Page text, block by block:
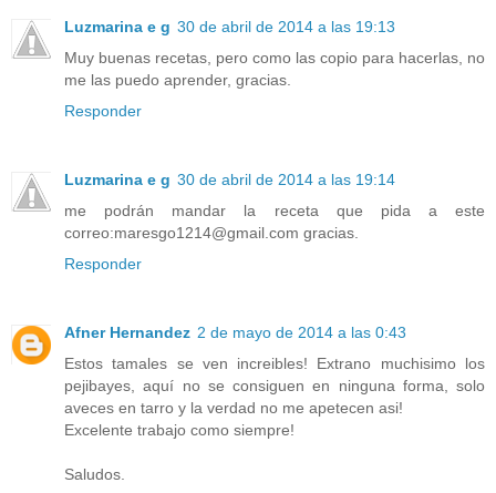
Luzmarina e g 30 de abril de 2014 a las 19:13
Muy buenas recetas, pero como las copio para hacerlas, no
me las puedo aprender, gracias.
Responder
Luzmarina e g 30 de abril de 2014 a las 19:14
me podrán mandar la receta que pida a este
correo:maresgo1214@gmail.com gracias.
Responder
Afner Hernandez 2 de mayo de 2014 a las 0:43
Estos tamales se ven increibles! Extrano muchisimo los
pejibayes, aquí no se consiguen en ninguna forma, solo
aveces en tarro y la verdad no me apetecen asi!
Excelente trabajo como siempre!
Saludos.